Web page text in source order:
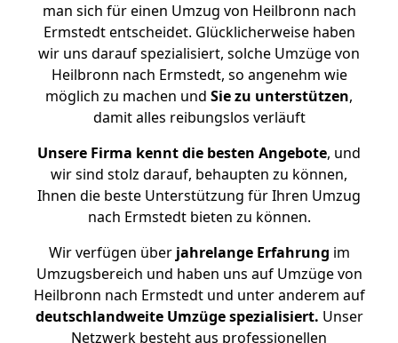
man sich für einen Umzug von Heilbronn nach
Ermstedt entscheidet. Glücklicherweise haben
wir uns darauf spezialisiert, solche Umzüge von
Heilbronn nach Ermstedt, so angenehm wie
möglich zu machen und Sie zu unterstützen,
damit alles reibungslos verläuft
Unsere Firma kennt die besten Angebote, und
wir sind stolz darauf, behaupten zu können,
Ihnen die beste Unterstützung für Ihren Umzug
nach Ermstedt bieten zu können.
Wir verfügen überjahrelange Erfahrung im
Umzugsbereich und haben uns auf Umzüge von
Heilbronn nach Ermstedt und unter anderem auf
deutschlandweite Umzüge spezialisiert. Unser
Netzwerk besteht aus professionellen